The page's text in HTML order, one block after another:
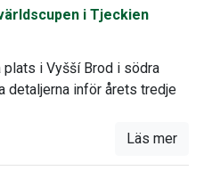
i Tjeckien
i Vyšší Brod i södra
detaljerna inför årets tredje
Läs mer